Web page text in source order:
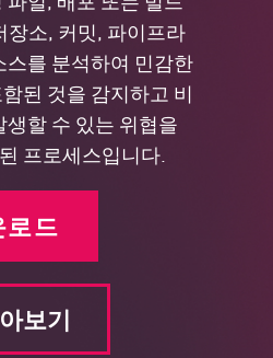
장소, 커밋, 파이프라
스를 분석하여 민감한
된 것을 감지하고 비
생할 수 있는 위협을
프로세스입니다.
드
보기